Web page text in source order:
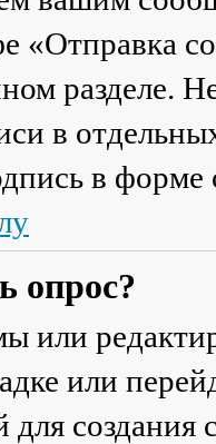
«Отправка
разделе.
в
в форме
опрос?
или
или
создания